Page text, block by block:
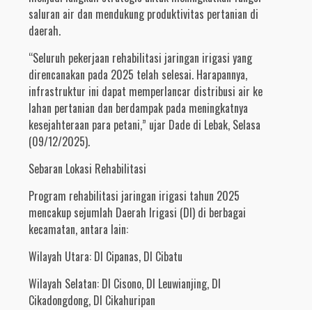
saluran air dan mendukung produktivitas pertanian di
daerah.
“Seluruh pekerjaan rehabilitasi jaringan irigasi yang
direncanakan pada 2025 telah selesai. Harapannya,
infrastruktur ini dapat memperlancar distribusi air ke
lahan pertanian dan berdampak pada meningkatnya
kesejahteraan para petani,” ujar Dade di Lebak, Selasa
(09/12/2025).
Sebaran Lokasi Rehabilitasi
Program rehabilitasi jaringan irigasi tahun 2025
mencakup sejumlah Daerah Irigasi (DI) di berbagai
kecamatan, antara lain:
Wilayah Utara: DI Cipanas, DI Cibatu
Wilayah Selatan: DI Cisono, DI Leuwianjing, DI
Cikadongdong, DI Cikahuripan